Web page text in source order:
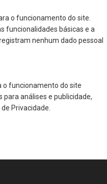
o funcionamento do site.
funcionalidades básicas e a
nenhum dado pessoal
o funcionamento do site
análises e publicidade,
Privacidade.